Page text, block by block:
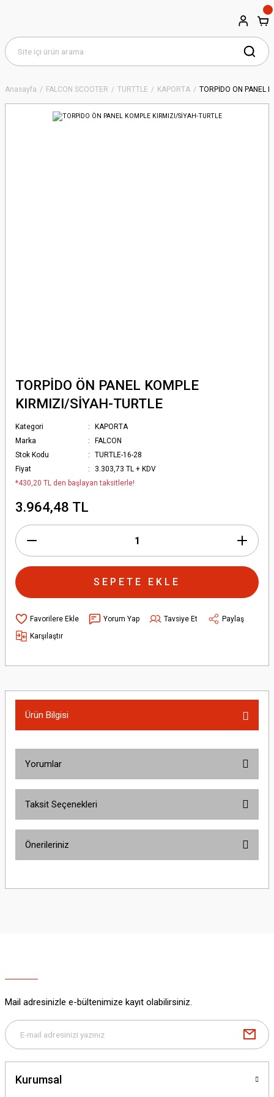
Anasayfa FALCON SCOOTER TURTTLE KAPORTA TORPİDO ÖN PANEL
TORPİDO ÖN PANEL KOMPLE
KIRMIZI/SİYAH-TURTLE
Kategori
KAPORTA
Marka
FALCON
Stok Kodu
TURTLE-16-28
Fiyat
3.303,73 TL + KDV
*430,20 TL den başlayan taksitlerle!
3.964,48 TL
SEPETE EKLE
Yorum Yap Tavsiye Et
Paylaş
Karşılaştır
Ürün Bilgisi
Yorumlar
Taksit Seçenekleri
Önerileriniz
yetersiz gördüğünüz noktaları öneri formunu kullanarak tarafımıza
Bu ürüne benzer farklı alternatifler olmalı.
Mail adresinizle e-bültenimize kayıt olabilirsiniz.
Kurumsal